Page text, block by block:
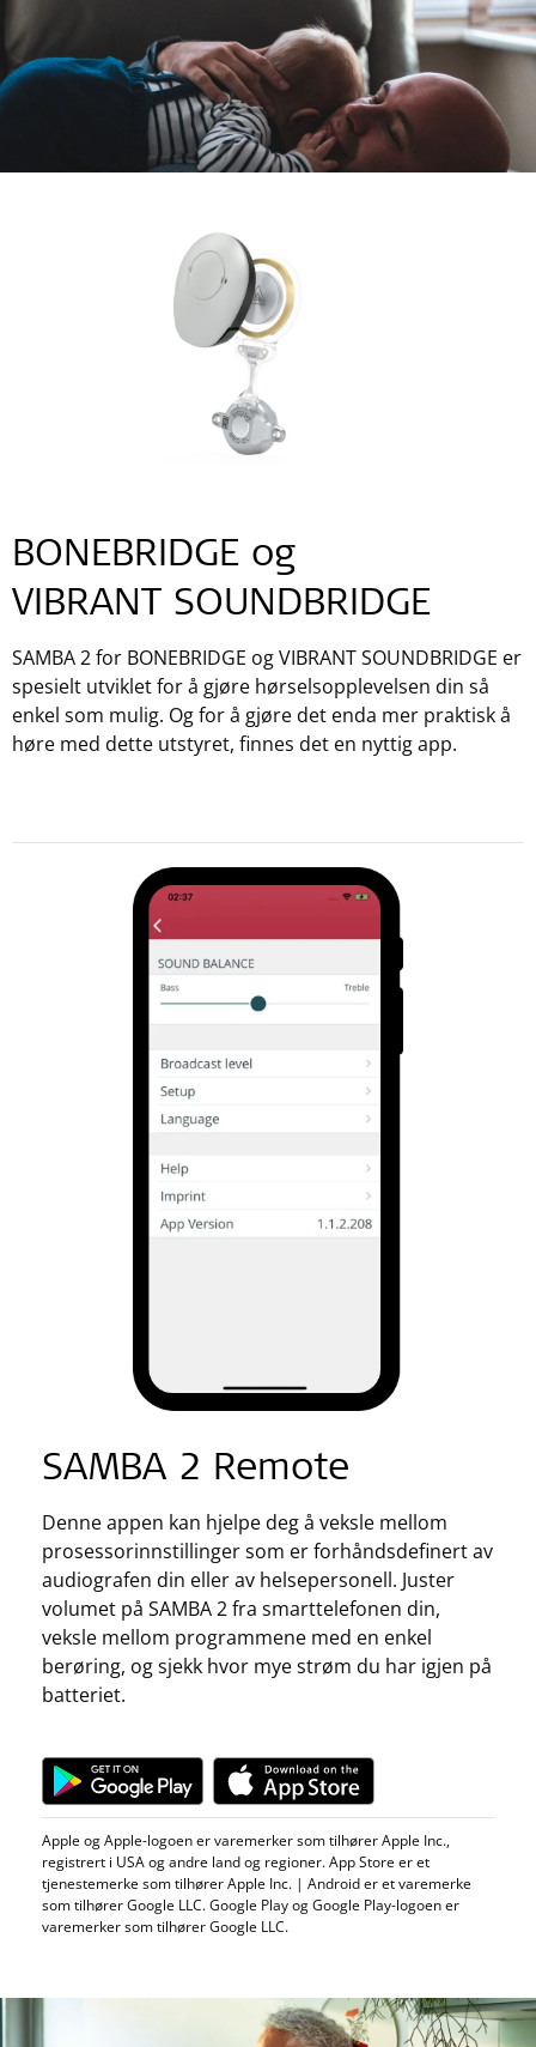
BONEBRIDGE og
VIBRANT SOUNDBRIDGE
SAMBA 2 for BONEBRIDGE og VIBRANT SOUNDBRIDGE er
spesielt utviklet for å gjøre hørselsopplevelsen din så
enkel som mulig. Og for å gjøre det enda mer praktisk å
høre med dette utstyret, finnes det en nyttig app.
SAMBA 2 Remote
Denne appen kan hjelpe deg å veksle mellom
prosessorinnstillinger som er forhåndsdefinert av
audiografen din eller av helsepersonell. Juster
volumet på SAMBA 2 fra smarttelefonen din,
veksle mellom programmene med en enkel
berøring, og sjekk hvor mye strøm du har igjen på
batteriet.
Apple og Apple-logoen er varemerker som tilhører Apple Inc.,
registrert i USA og andre land og regioner. App Store er et
tjenestemerke som tilhører Apple Inc. | Android er et varemerke
som tilhører Google LLC. Google Play og Google Play-logoen er
varemerker som tilhører Google LLC.